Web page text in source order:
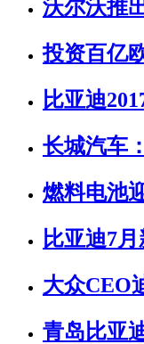
沃尔沃推
投资百亿
比亚迪
长城汽车
燃料电池
比亚迪7
大众CEO
青岛比亚